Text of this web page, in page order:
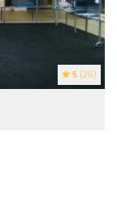
5 (26)